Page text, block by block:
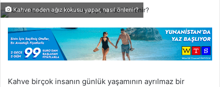
r
e
-
Kahve neden ağız kokusu yapar, nasıl önlenir?
Kahve birçok insanın günlük yaşamının ayrılmaz bir